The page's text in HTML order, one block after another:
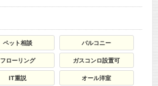
ペット相談 バルコニー
フローリング ガスコンロ設置可
IT重説 オール洋室